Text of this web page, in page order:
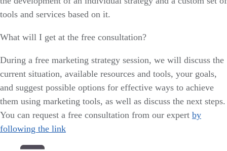
tools and services based on it.
What will I get at the free consultation?
During a free marketing strategy session, we will discuss the
current situation, available resources and tools, your goals,
and suggest possible options for effective ways to achieve
them using marketing tools, as well as discuss the next steps.
You can request a free consultation from our expert by
following the link